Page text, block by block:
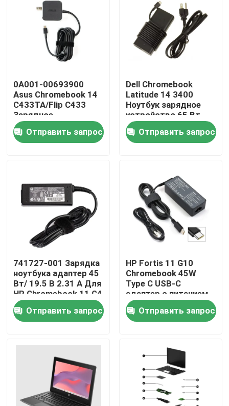
Дома
О Компании
Продукция
Видео
Замена экрана Lenovo LCD
Замена экрана Dell LCD
Замена экрана LCD Acer
Замена экрана Macbook LCD
0A001-00693900
Asus Chromebook 14
C433TA/Flip C433
Зарядное
устройство для
ноутбуков
Отправить запрос
Dell Chromebook
Latitude 14 3400
Ноутбук зарядное
устройство 65 Вт
USB-C 2WDR5
Отправить запрос
741727-001 Зарядка
ноутбука адаптер 45
Вт/ 19.5 В 2.31 А Для
HP Chromebook 11 G4
Отправить запрос
HP Fortis 11 G10
Chromebook 45W
Type C USB-C
адаптер с питанием
L43407-001 L19367-
001Отправить запрос